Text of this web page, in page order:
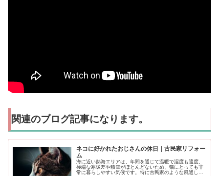
関連のブログ記事になります。
ネコに好かれたおじさんの休日｜古民家リフォー
ム
海に近い熱海エリアは、年間を通じて温暖で湿度も適度、
極端な寒暖差や積雪がほとんどないため、猫にとっても非
常に暮らしやすい気候です。特に古民家のような風通しや